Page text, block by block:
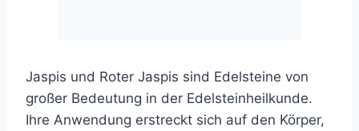
Jaspis und Roter Jaspis sind Edelsteine von
großer Bedeutung in der Edelsteinheilkunde.
Ihre Anwendung erstreckt sich auf den Körper,